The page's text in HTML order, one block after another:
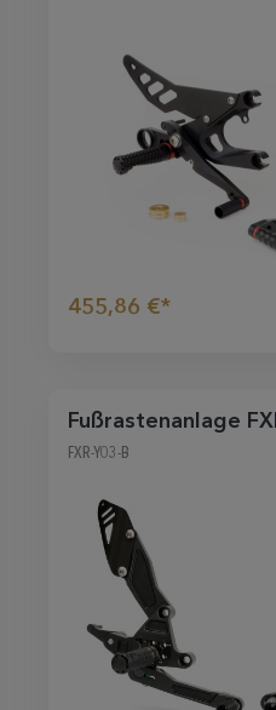
455,86 €*
Fußrastenanlage
FXR-Y03-B